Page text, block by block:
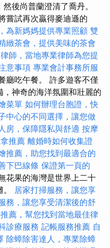
後尚普蘭澄清了喬丹。
嘗試再次贏得麥迪遜的
為新媽媽提供專業照顧 雙
緻茶會，提供美味的茶會
師，當地專業律師為您提
意事項 專業會計事務所服
廳吃午餐。 許多遊客不僅
神奇的海洋氛圍和壯麗的
菜單 如何辦理台胞證，快
中心的不同選擇，讓您做
房，保障隱私與舒適 按摩
推薦 離婚時如何收集證
推薦，助您找到最適合的
下巴線條 保證第一頁的
花果的海灣是世界上二十
居家打掃服務，讓您享
務，讓您享受清潔後的舒
薦，幫您找到當地最佳律
診療服務 記帳服務推薦 自
除蟑除害達人，專業除蟑